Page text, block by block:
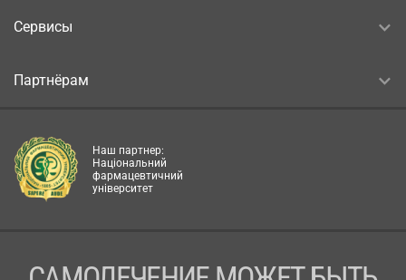
Сервисы
Партнёрам
Наш партнер:
Національний
фармацевтичний
університет